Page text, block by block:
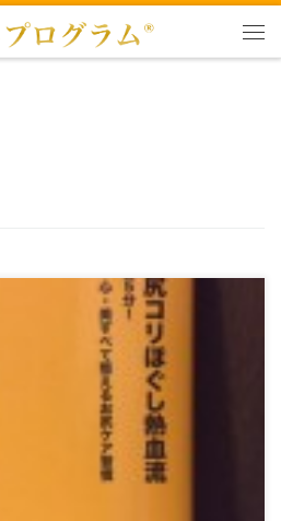
お尻コリほぐし熱血流 毎日5分！体・